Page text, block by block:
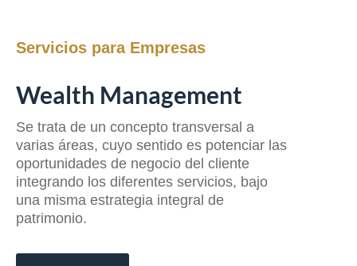
Servicios para Empresas
Wealth Management
Se trata de un concepto transversal a
varias áreas, cuyo sentido es potenciar las
oportunidades de negocio del cliente
integrando los diferentes servicios, bajo
una misma estrategia integral de
patrimonio.